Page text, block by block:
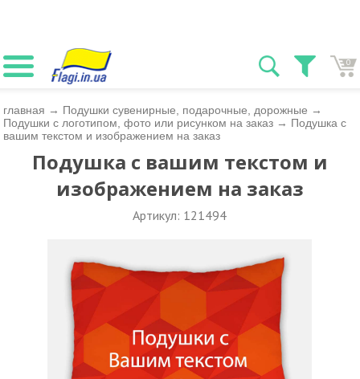
0
главная → Подушки сувенирные, подарочные, дорожные →
Подушки с логотипом, фото или рисунком на заказ → Подушка с
вашим текстом и изображением на заказ
Подушка с вашим текстом и
изображением на заказ
Артикул: 121494